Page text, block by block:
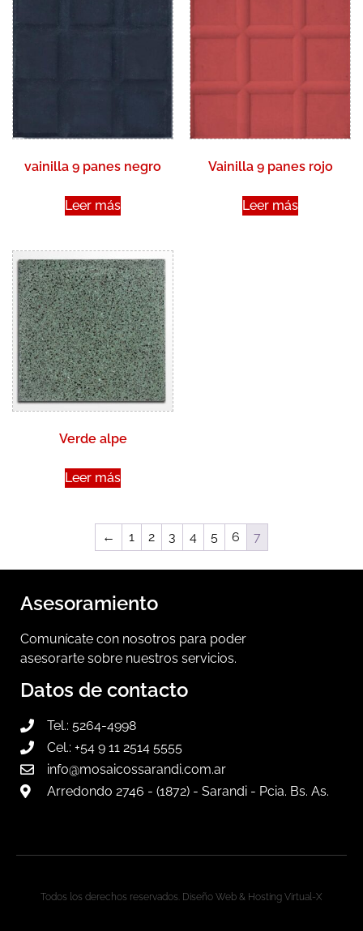
vainilla 9 panes negro
Leer más
Vainilla 9 panes rojo
Leer más
Verde alpe
Leer más
← 1 2 3 4 5 6 7
Asesoramiento
Comunícate con nosotros para poder
asesorarte sobre nuestros servicios.
Datos de contacto
Tel.: 5264-4998
Cel.: +54 9 11 2514 5555
info@mosaicossarandi.com.ar
Arredondo 2746 - (1872) - Sarandi - Pcia. Bs. As.
Todos los derechos reservados. Diseño Web & Hosting Virtual-X